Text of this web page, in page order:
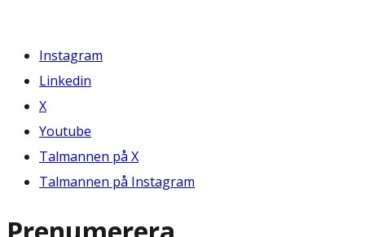
Instagram
Linkedin
X
Youtube
Talmannen på X
Talmannen på Instagram